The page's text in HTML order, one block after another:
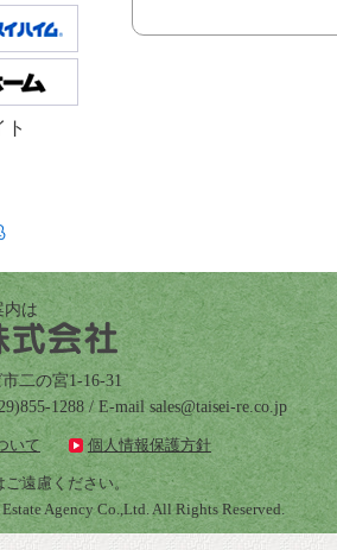
ト
内は
二の宮1-16-31
1288 / E-mailpj.oc.er-iesiat@selas
いて 個人情報保護方針
遠慮ください。
Agency Co.,Ltd. All Rights Reserved.